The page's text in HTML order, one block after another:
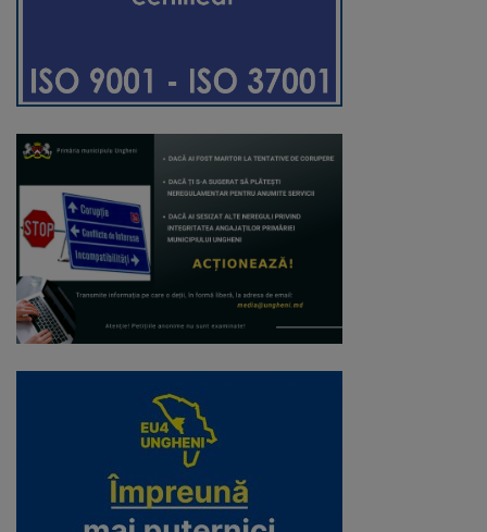
Regulamentul
de
funcționare
Integritate
și
calitate
Consiliul
Municipal
Secretar
Consilieri